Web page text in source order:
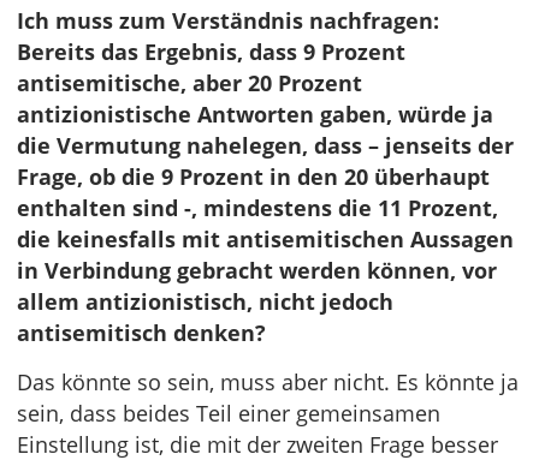
Ich muss zum Verständnis nachfragen:
Bereits das Ergebnis, dass 9 Prozent
antisemitische, aber 20 Prozent
antizionistische Antworten gaben, würde ja
die Vermutung nahelegen, dass – jenseits der
Frage, ob die 9 Prozent in den 20 überhaupt
enthalten sind -, mindestens die 11 Prozent,
die keinesfalls mit antisemitischen Aussagen
in Verbindung gebracht werden können, vor
allem antizionistisch, nicht jedoch
antisemitisch denken?
Das könnte so sein, muss aber nicht. Es könnte ja
sein, dass beides Teil einer gemeinsamen
Einstellung ist, die mit der zweiten Frage besser